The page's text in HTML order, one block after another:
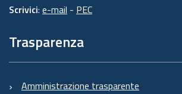
Scrivici: e-mail - PEC
Trasparenza
Amministrazione trasparente